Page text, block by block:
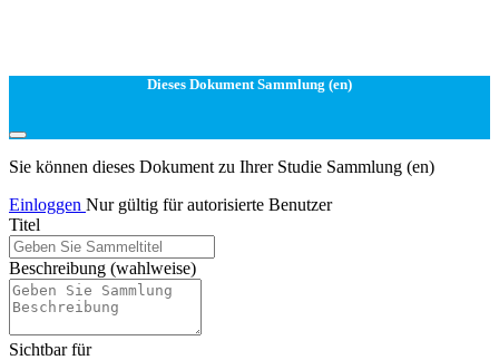
Dieses Dokument Sammlung (en)
Sie können dieses Dokument zu Ihrer Studie Sammlung (en)
Einloggen Nur gültig für autorisierte Benutzer
Titel
Beschreibung (wahlweise)
Sichtbar für